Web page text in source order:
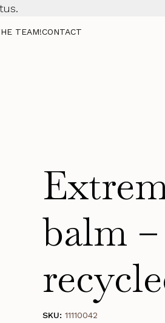
TEAM!CONTACT
balm
SKU: 11110042